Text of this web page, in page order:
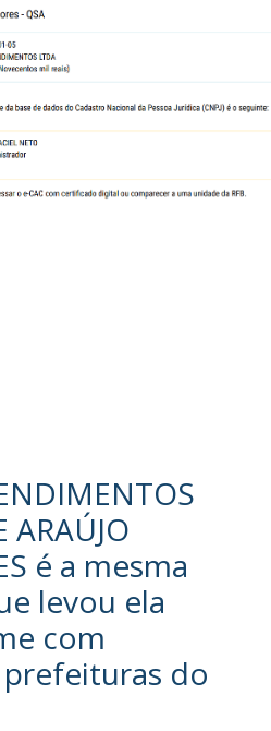
ARAÚJO
é a mesma
levou ela
com
do